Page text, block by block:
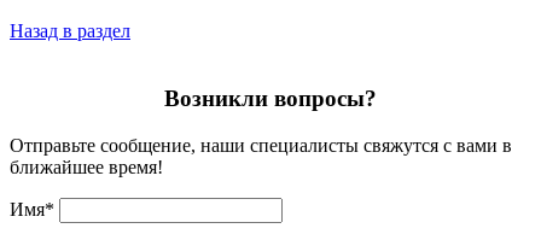
Назад в раздел
Возникли вопросы?
Отправьте сообщение, наши специалисты свяжутся с вами в
ближайшее время!
Имя*